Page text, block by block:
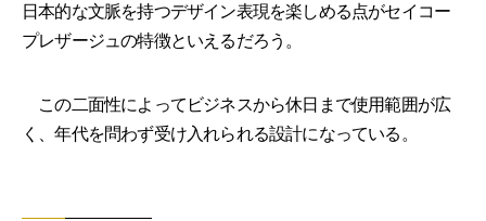
日本的な文脈を持つデザイン表現を楽しめる点がセイコー
プレザージュの特徴といえるだろう。
この二面性によってビジネスから休日まで使用範囲が広
く、年代を問わず受け入れられる設計になっている。